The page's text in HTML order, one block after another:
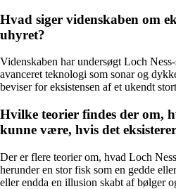
Hvad siger videnskaben om
uhyret?
Videnskaben har undersøgt Loch
avanceret teknologi som sonar og
beviser for eksistensen af et ukendt
Hvilke teorier findes der om,
kunne være, hvis det
Der er flere teorier om, hvad Loch
herunder en stor fisk som en gedde
eller endda en illusion skabt af bølger